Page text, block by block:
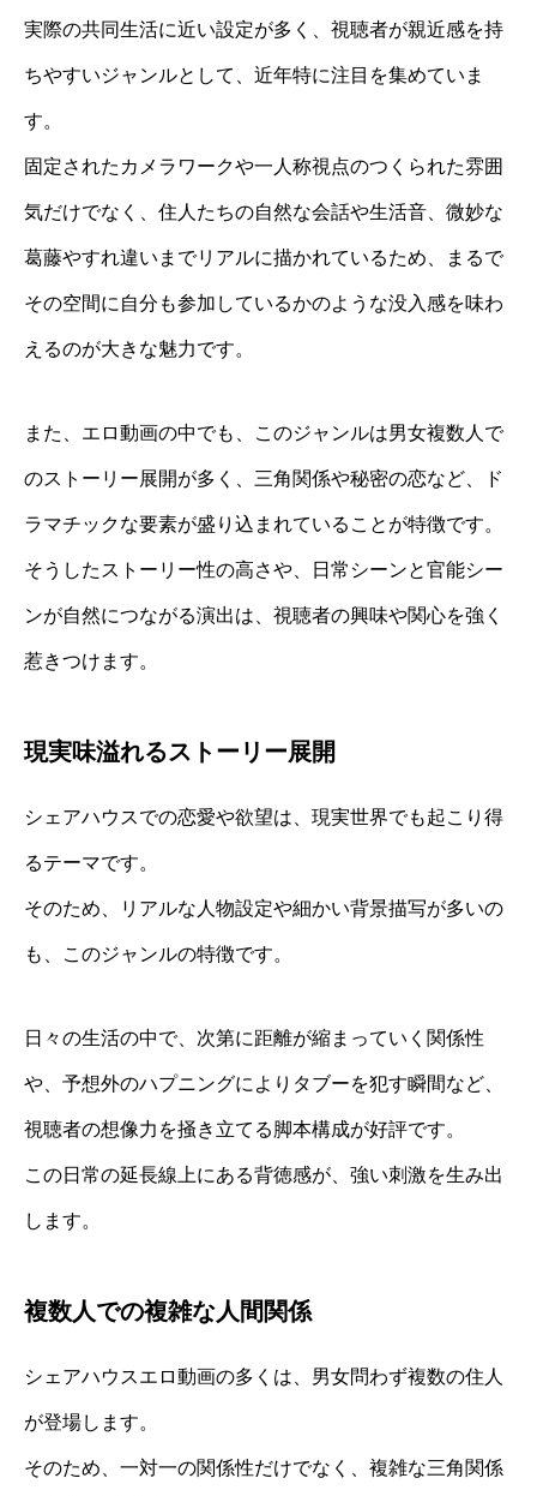
実際の共同生活に近い設定が多く、視聴者が親近感を持
ちやすいジャンルとして、近年特に注目を集めていま
す。
固定されたカメラワークや一人称視点のつくられた雰囲
気だけでなく、住人たちの自然な会話や生活音、微妙な
葛藤やすれ違いまでリアルに描かれているため、まるで
その空間に自分も参加しているかのような没入感を味わ
えるのが大きな魅力です。
また、エロ動画の中でも、このジャンルは男女複数人で
のストーリー展開が多く、三角関係や秘密の恋など、ド
ラマチックな要素が盛り込まれていることが特徴です。
そうしたストーリー性の高さや、日常シーンと官能シー
ンが自然につながる演出は、視聴者の興味や関心を強く
惹きつけます。
現実味溢れるストーリー展開
シェアハウスでの恋愛や欲望は、現実世界でも起こり得
るテーマです。
そのため、リアルな人物設定や細かい背景描写が多いの
も、このジャンルの特徴です。
日々の生活の中で、次第に距離が縮まっていく関係性
や、予想外のハプニングによりタブーを犯す瞬間など、
視聴者の想像力を掻き立てる脚本構成が好評です。
この日常の延長線上にある背徳感が、強い刺激を生み出
します。
複数人での複雑な人間関係
シェアハウスエロ動画の多くは、男女問わず複数の住人
が登場します。
そのため、一対一の関係性だけでなく、複雑な三角関係